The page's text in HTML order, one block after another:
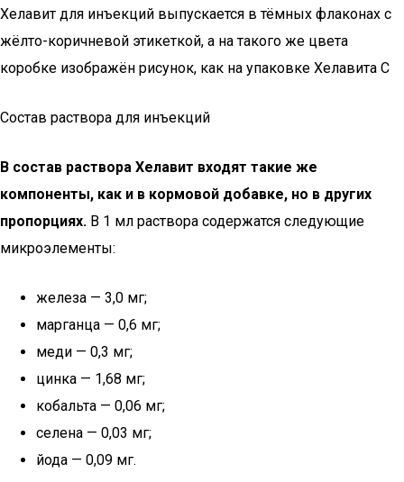
Хелавит для инъекций выпускается в тёмных флаконах с
жёлто-коричневой этикеткой, а на такого же цвета
коробке изображён рисунок, как на упаковке Хелавита C
Состав раствора для инъекций
В состав раствора Хелавит входят такие же
компоненты, как и в кормовой добавке, но в других
пропорциях. В 1 мл раствора содержатся следующие
микроэлементы:
железа — 3,0 мг;
марганца — 0,6 мг;
меди — 0,3 мг;
цинка — 1,68 мг;
кобальта — 0,06 мг;
селена — 0,03 мг;
йода — 0,09 мг.